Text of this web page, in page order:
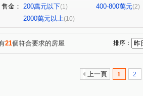
河南東二街(1) 大富路三段 (2) 福聯街
環中路三段 (1)
售金： 200萬元以下(1) 400-800萬元(2)
2000萬元以上(10)
21個符合要求的房屋 排序：
上一頁 1 2